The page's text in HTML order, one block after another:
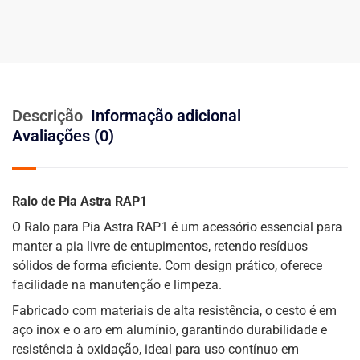
Descrição Informação adicional
Avaliações (0)
Ralo de Pia Astra RAP1
O Ralo para Pia Astra RAP1 é um acessório essencial para
manter a pia livre de entupimentos, retendo resíduos
sólidos de forma eficiente. Com design prático, oferece
facilidade na manutenção e limpeza.
Fabricado com materiais de alta resistência, o cesto é em
aço inox e o aro em alumínio, garantindo durabilidade e
resistência à oxidação, ideal para uso contínuo em